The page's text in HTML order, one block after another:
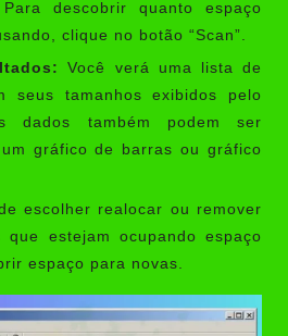
Para descobrir quanto espaço
clique no botão “Scan”.
Você verá uma lista de
seus tamanhos exibidos pelo
dados também podem ser
gráfico de barras ou gráfico
escolher realocar ou remover
que estejam ocupando espaço
espaço para novas.